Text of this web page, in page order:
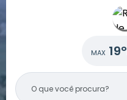
O QUE VOCÊ PROCURA?
19°